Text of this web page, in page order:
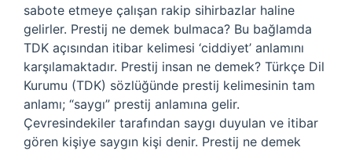
sabote etmeye çalışan rakip sihirbazlar haline
gelirler. Prestij ne demek bulmaca? Bu bağlamda
TDK açısından itibar kelimesi ‘ciddiyet’ anlamını
karşılamaktadır. Prestij insan ne demek? Türkçe Dil
Kurumu (TDK) sözlüğünde prestij kelimesinin tam
anlamı; “saygı” prestij anlamına gelir.
Çevresindekiler tarafından saygı duyulan ve itibar
gören kişiye saygın kişi denir. Prestij ne demek